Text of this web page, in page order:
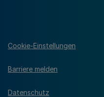
Cookie-Einstellungen
Barriere melden
Datenschutz